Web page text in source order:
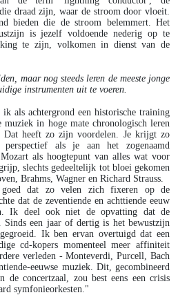
draad zijn, waar de stroom door vloeit.
bieden die de stroom belemmert. Het
is jezelf voldoende nederig op te
te zijn, volkomen in dienst van de
maar nog steeds leren de meeste jonge
instrumenten uit te voeren.
als achtergrond een historische training
in hoge mate chronologisch leren
Dat heeft zo zijn voordelen. Je krijgt zo
als je aan het zogenaamd
als hoogtepunt van alles wat voor
slechts gedeeltelijk tot bloei gekomen
Brahms, Wagner en Richard Strauss.
dat zo velen zich fixeren op de
dat de zeventiende en achttiende eeuw
Ik deel ook niet de opvatting dat de
een jaar of dertig is het bewustzijn
Ik ben ervan overtuigd dat een
cd-kopers momenteel meer affiniteit
verleden - Monteverdi, Purcell, Bach
eeuwse muziek. Dit, gecombineerd
de concertzaal, zou best eens een crisis
symfonieorkesten."